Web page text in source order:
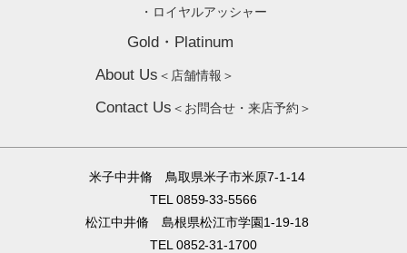
・ロイヤルアッシャー
Gold・Platinum
About Us ＜店舗情報＞
Contact Us ＜お問合せ・来店予約＞
米子中井脩 鳥取県米子市米原7-1-14
TEL 0859-33-5566
松江中井脩 島根県松江市学園1-19-18
TEL 0852-31-1700